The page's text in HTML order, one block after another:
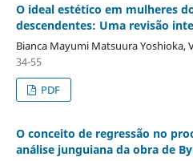
O ideal estético em mulheres
descendentes: Uma revisão
Bianca Mayumi Matsuura Yoshioka,
34-55
PDF
O conceito de regressão no
análise junguiana da obra de